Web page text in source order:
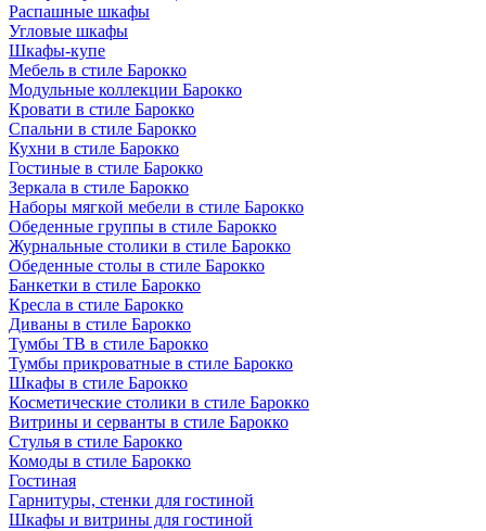
Распашные шкафы
Угловые шкафы
Шкафы-купе
Мебель в стиле Барокко
Модульные коллекции Барокко
Кровати в стиле Барокко
Спальни в стиле Барокко
Кухни в стиле Барокко
Гостиные в стиле Барокко
Зеркала в стиле Барокко
Наборы мягкой мебели в стиле Барокко
Обеденные группы в стиле Барокко
Журнальные столики в стиле Барокко
Обеденные столы в стиле Барокко
Банкетки в стиле Барокко
Кресла в стиле Барокко
Диваны в стиле Барокко
Тумбы ТВ в стиле Барокко
Тумбы прикроватные в стиле Барокко
Шкафы в стиле Барокко
Косметические столики в стиле Барокко
Витрины и серванты в стиле Барокко
Стулья в стиле Барокко
Комоды в стиле Барокко
Гостиная
Гарнитуры, стенки для гостиной
Шкафы и витрины для гостиной